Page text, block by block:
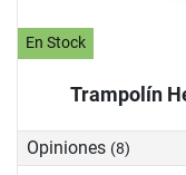
En Stock
Trampolín
Opiniones (8)